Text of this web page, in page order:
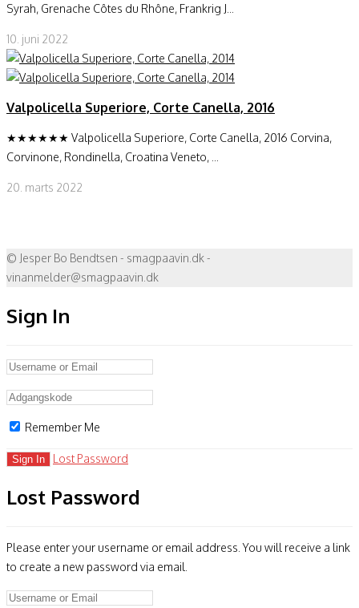
Syrah, Grenache Côtes du Rhône, Frankrig J...
10. juni 2022
Valpolicella Superiore, Corte Canella, 2016
★★★★★★ Valpolicella Superiore, Corte Canella, 2016 Corvina,
Corvinone, Rondinella, Croatina Veneto, ...
20. marts 2022
© Jesper Bo Bendtsen - smagpaavin.dk -
vinanmelder@smagpaavin.dk
Sign In
Remember Me
Lost Password
Lost Password
Please enter your username or email address. You will receive a link
to create a new password via email.